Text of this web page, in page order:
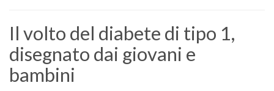
Il volto del diabete di tipo 1,
disegnato dai giovani e
bambini